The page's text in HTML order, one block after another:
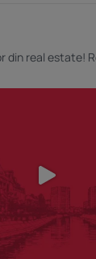
real estate!